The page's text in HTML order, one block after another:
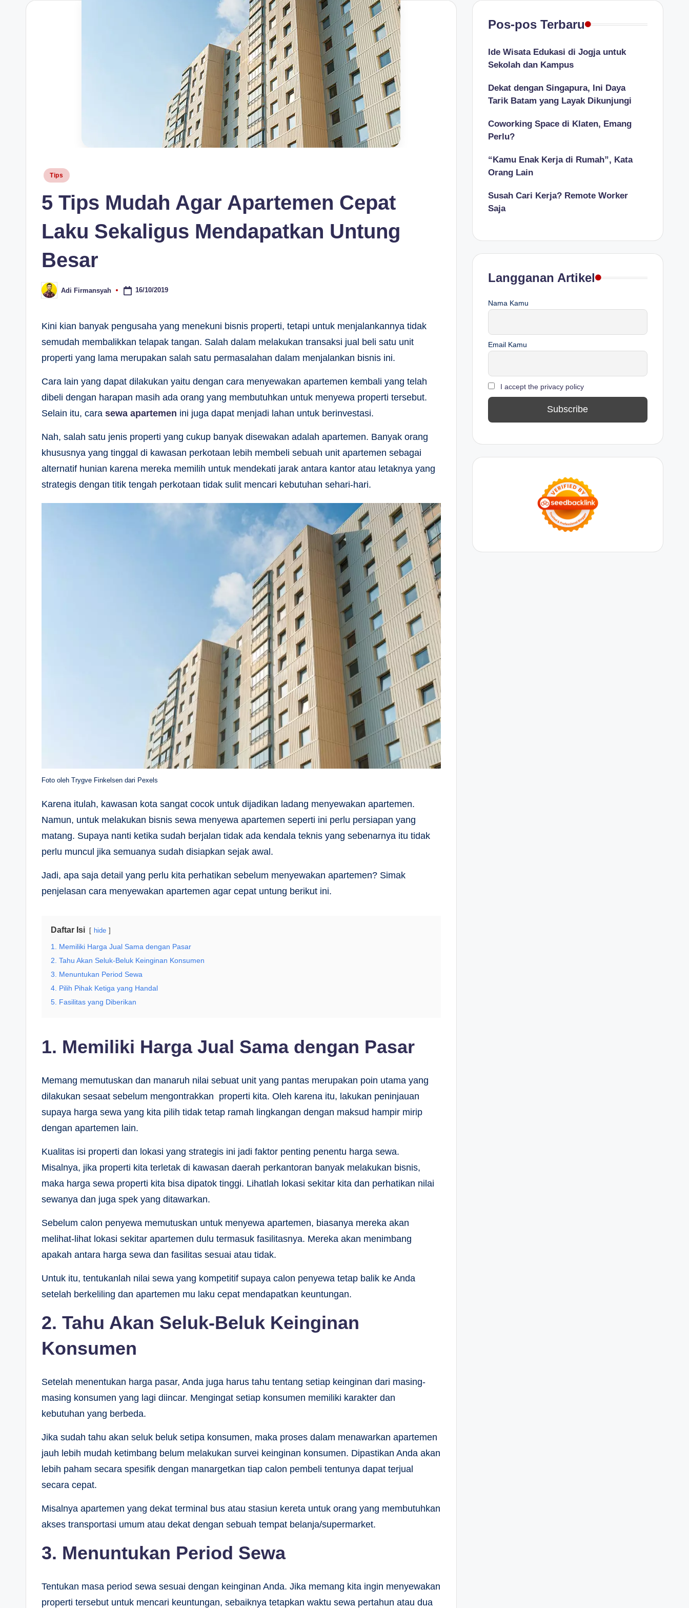
Posted
Tips
5 Tips Mudah Agar Apartemen Cepat
Laku Sekaligus Mendapatkan Untung
Besar
Posted
by
Adi Firmansyah 16/10/2019
Kini kian banyak pengusaha yang menekuni bisnis properti, tetapi untuk menjalankannya tidak
semudah membalikkan telapak tangan. Salah dalam melakukan transaksi jual beli satu unit
properti yang lama merupakan salah satu permasalahan dalam menjalankan bisnis ini.
Cara lain yang dapat dilakukan yaitu dengan cara menyewakan apartemen kembali yang telah
dibeli dengan harapan masih ada orang yang membutuhkan untuk menyewa properti tersebut.
Selain itu, cara sewa apartemen ini juga dapat menjadi lahan untuk berinvestasi.
Nah, salah satu jenis properti yang cukup banyak disewakan adalah apartemen. Banyak orang
khususnya yang tinggal di kawasan perkotaan lebih membeli sebuah unit apartemen sebagai
alternatif hunian karena mereka memilih untuk mendekati jarak antara kantor atau letaknya yang
strategis dengan titik tengah perkotaan tidak sulit mencari kebutuhan sehari-hari.
Foto oleh Trygve Finkelsen dari Pexels
Karena itulah, kawasan kota sangat cocok untuk dijadikan ladang menyewakan apartemen.
Namun, untuk melakukan bisnis sewa menyewa apartemen seperti ini perlu persiapan yang
matang. Supaya nanti ketika sudah berjalan tidak ada kendala teknis yang sebenarnya itu tidak
perlu muncul jika semuanya sudah disiapkan sejak awal.
Jadi, apa saja detail yang perlu kita perhatikan sebelum menyewakan apartemen? Simak
penjelasan cara menyewakan apartemen agar cepat untung berikut ini.
Daftar Isi hide
1. Memiliki Harga Jual Sama dengan Pasar
2. Tahu Akan Seluk-Beluk Keinginan Konsumen
3. Menuntukan Period Sewa
4. Pilih Pihak Ketiga yang Handal
5. Fasilitas yang Diberikan
1. Memiliki Harga Jual Sama dengan Pasar
Memang memutuskan dan manaruh nilai sebuat unit yang pantas merupakan poin utama yang
dilakukan sesaat sebelum mengontrakkan properti kita. Oleh karena itu, lakukan peninjauan
supaya harga sewa yang kita pilih tidak tetap ramah lingkangan dengan maksud hampir mirip
dengan apartemen lain.
Kualitas isi properti dan lokasi yang strategis ini jadi faktor penting penentu harga sewa.
Misalnya, jika properti kita terletak di kawasan daerah perkantoran banyak melakukan bisnis,
maka harga sewa properti kita bisa dipatok tinggi. Lihatlah lokasi sekitar kita dan perhatikan nilai
sewanya dan juga spek yang ditawarkan.
Sebelum calon penyewa memutuskan untuk menyewa apartemen, biasanya mereka akan
melihat-lihat lokasi sekitar apartemen dulu termasuk fasilitasnya. Mereka akan menimbang
apakah antara harga sewa dan fasilitas sesuai atau tidak.
Untuk itu, tentukanlah nilai sewa yang kompetitif supaya calon penyewa tetap balik ke Anda
setelah berkeliling dan apartemen mu laku cepat mendapatkan keuntungan.
2. Tahu Akan Seluk-Beluk Keinginan
Konsumen
Setelah menentukan harga pasar, Anda juga harus tahu tentang setiap keinginan dari masing-
masing konsumen yang lagi diincar. Mengingat setiap konsumen memiliki karakter dan
kebutuhan yang berbeda.
Jika sudah tahu akan seluk beluk setipa konsumen, maka proses dalam menawarkan apartemen
jauh lebih mudah ketimbang belum melakukan survei keinginan konsumen. Dipastikan Anda akan
lebih paham secara spesifik dengan manargetkan tiap calon pembeli tentunya dapat terjual
secara cepat.
Misalnya apartemen yang dekat terminal bus atau stasiun kereta untuk orang yang membutuhkan
akses transportasi umum atau dekat dengan sebuah tempat belanja/supermarket.
3. Menuntukan Period Sewa
Tentukan masa period sewa sesuai dengan keinginan Anda. Jika memang kita ingin menyewakan
properti tersebut untuk mencari keuntungan, sebaiknya tetapkan waktu sewa pertahun atau dua
Pos-pos Terbaru
Ide Wisata Edukasi di Jogja untuk
Sekolah dan Kampus
Dekat dengan Singapura, Ini Daya
Tarik Batam yang Layak Dikunjungi
Coworking Space di Klaten, Emang
Perlu?
“Kamu Enak Kerja di Rumah”, Kata
Orang Lain
Susah Cari Kerja? Remote Worker
Saja
Langganan Artikel
Nama Kamu
Email Kamu
I accept the privacy policy